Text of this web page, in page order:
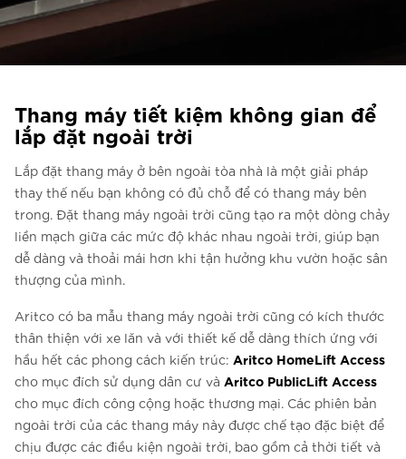
Liên hệ với chúng tôi
Liên hệ với chúng tôi
FAQ
Liên hệ với chúng tôi
VI
Thang máy tiết kiệm không gian để
lắp đặt ngoài trời
Lắp đặt thang máy ở bên ngoài tòa nhà là một giải pháp
thay thế nếu bạn không có đủ chỗ để có thang máy bên
trong. Đặt thang máy ngoài trời cũng tạo ra một dòng chảy
liền mạch giữa các mức độ khác nhau ngoài trời, giúp bạn
dễ dàng và thoải mái hơn khi tận hưởng khu vườn hoặc sân
thượng của mình.
Aritco có ba mẫu thang máy ngoài trời cũng có kích thước
thân thiện với xe lăn và với thiết kế dễ dàng thích ứng với
hầu hết các phong cách kiến trúc: Aritco HomeLift Access
cho mục đích sử dụng dân cư và Aritco PublicLift Access
cho mục đích công cộng hoặc thương mại. Các phiên bản
ngoài trời của các thang máy này được chế tạo đặc biệt để
chịu được các điều kiện ngoài trời, bao gồm cả thời tiết và